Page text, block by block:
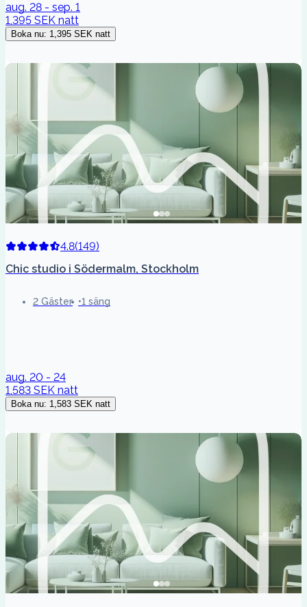
aug. 28 - sep. 1
1,395 SEK natt
Boka nu: 1,395 SEK natt
4.8(149)
Chic studio i Södermalm, Stockholm
2 Gäster 1 säng
aug. 20 - 24
1,583 SEK natt
Boka nu: 1,583 SEK natt